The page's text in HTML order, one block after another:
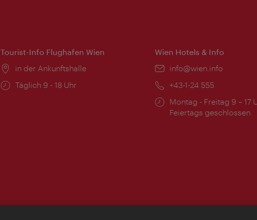
Tourist-Info Flughafen Wien
Ort:
in der Ankunftshalle
Öffnungszeiten:
Täglich 9 - 18 Uhr
Wien Hotels & Info
Email:
info@wien.info
Telefon:
+43-1-24 555
Öffnungszeiten:
Montag - Freitag 9 – 17
Feiertags geschlossen